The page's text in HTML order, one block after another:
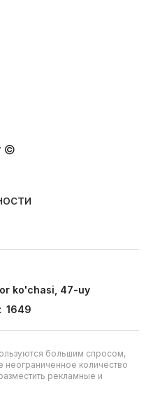
©
ko'chasi, 47-uy
1649
большим спросом,
неограниченное количество
рекламные и